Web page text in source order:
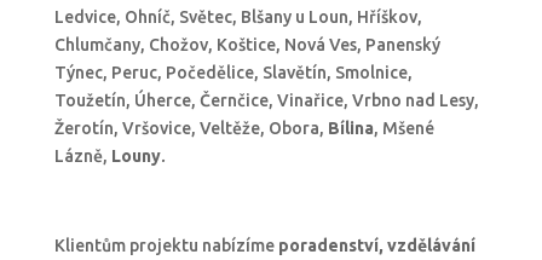
Ledvice, Ohníč, Světec, Blšany u Loun, Hříškov,
Chlumčany, Chožov, Koštice, Nová Ves, Panenský
Týnec, Peruc, Počedělice, Slavětín, Smolnice,
Toužetín, Úherce, Černčice, Vinařice, Vrbno nad Lesy,
Žerotín, Vršovice, Veltěže, Obora, Bílina, Mšené
Lázně, Louny.
Klientům projektu nabízíme poradenství, vzdělávání